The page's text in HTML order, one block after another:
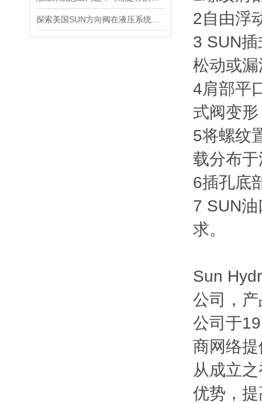
2自由浮
3 SUN
松动或
4肩部平
式阀变
5将螺纹
载分布
6插孔底
7 SUN
求。
Sun
公司，
公司于
商网络
从成立
优势，